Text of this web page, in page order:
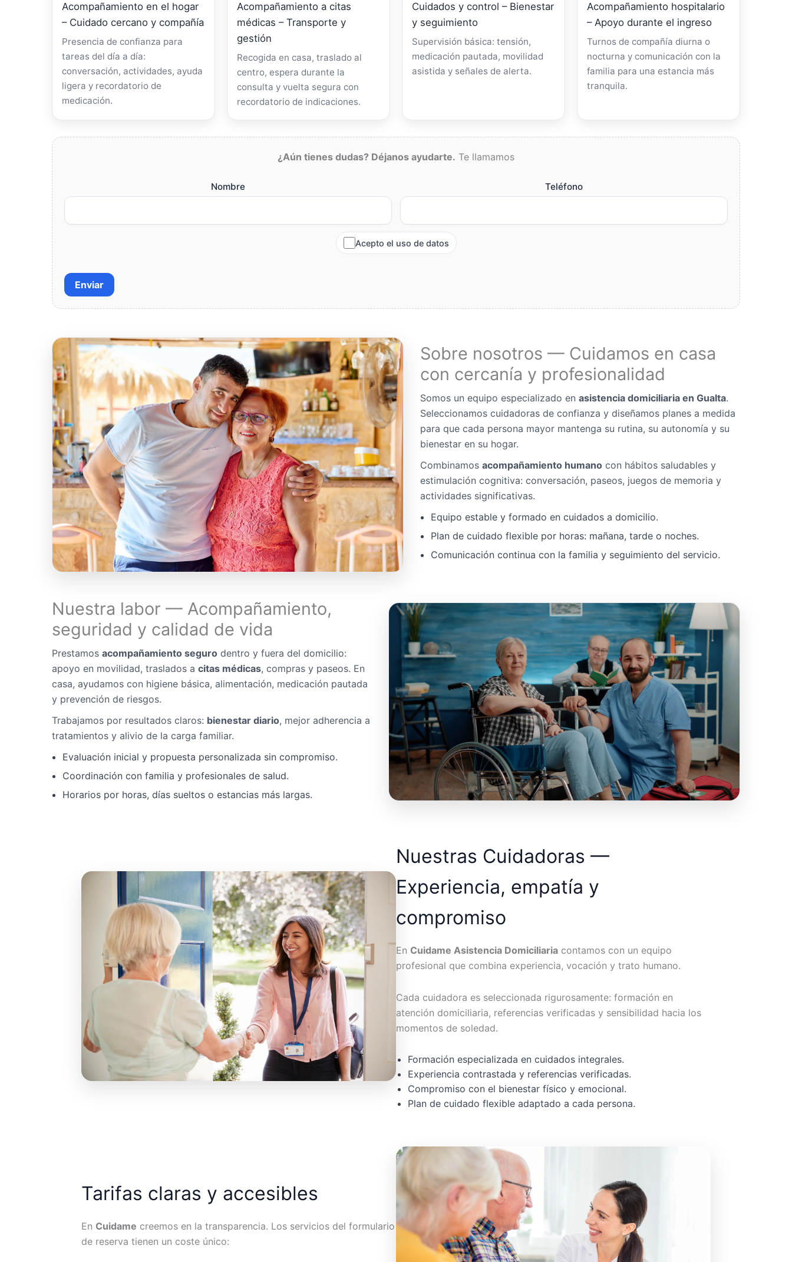
Acompañamiento en el hogar
– Cuidado cercano y compañía
Presencia de confianza para
tareas del día a día:
conversación, actividades, ayuda
ligera y recordatorio de
medicación.
Acompañamiento a citas
médicas – Transporte y
gestión
Recogida en casa, traslado al
centro, espera durante la
consulta y vuelta segura con
recordatorio de indicaciones.
Cuidados y control – Bienestar
y seguimiento
Supervisión básica: tensión,
medicación pautada, movilidad
asistida y señales de alerta.
Acompañamiento hospitalario
– Apoyo durante el ingreso
Turnos de compañía diurna o
nocturna y comunicación con la
familia para una estancia más
tranquila.
¿Aún tienes dudas? Déjanos ayudarte. Te llamamos
Nombre Teléfono
Acepto el uso de datos
Enviar
Sobre nosotros — Cuidamos en casa
con cercanía y profesionalidad
Somos un equipo especializado enasistencia domiciliaria en Gualta.
Seleccionamos cuidadoras de confianza y diseñamos planes a medida
para que cada persona mayor mantenga su rutina, su autonomía y su
bienestar en su hogar.
Combinamosacompañamiento humano con hábitos saludables y
estimulación cognitiva: conversación, paseos, juegos de memoria y
actividades significativas.
Equipo estable y formado en cuidados a domicilio.
Plan de cuidado flexible por horas: mañana, tarde o noches.
Comunicación continua con la familia y seguimiento del servicio.
Nuestra labor — Acompañamiento,
seguridad y calidad de vida
Prestamos acompañamiento seguro dentro y fuera del domicilio:
apoyo en movilidad, traslados a citas médicas, compras y paseos. En
casa, ayudamos con higiene básica, alimentación, medicación pautada
y prevención de riesgos.
Trabajamos por resultados claros: bienestar diario, mejor adherencia a
tratamientos y alivio de la carga familiar.
Evaluación inicial y propuesta personalizada sin compromiso.
Coordinación con familia y profesionales de salud.
Horarios por horas, días sueltos o estancias más largas.
Nuestras Cuidadoras —
Experiencia, empatía y
compromiso
En Cuidame Asistencia Domiciliaria contamos con un equipo
profesional que combina experiencia, vocación y trato humano.
Cada cuidadora es seleccionada rigurosamente: formación en
atención domiciliaria, referencias verificadas y sensibilidad hacia los
momentos de soledad.
Formación especializada en cuidados integrales.
Experiencia contrastada y referencias verificadas.
Compromiso con el bienestar físico y emocional.
Plan de cuidado flexible adaptado a cada persona.
Tarifas claras y accesibles
En Cuidame creemos en la transparencia. Los servicios del formulario
de reserva tienen un coste único: